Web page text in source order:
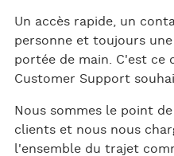
Un accès rapide, un
personne et toujours
portée de main. C'est ce
Customer Support
Nous sommes le point
clients et nous nous
l'ensemble du trajet